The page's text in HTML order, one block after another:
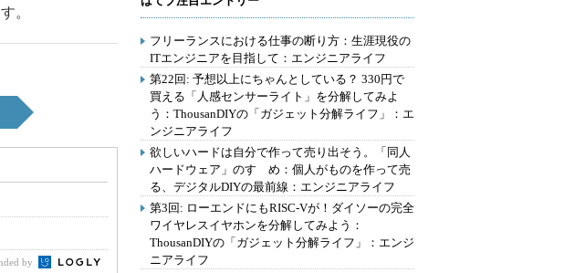
。
by
フリーランスにおける仕事の断り方：生涯現役の
ITエンジニアを目指して：エンジニアライフ
第22回: 予想以上にちゃんとしている？ 330円で
買える「人感センサーライト」を分解してみよ
う：ThousanDIYの「ガジェット分解ライフ」：エ
ンジニアライフ
欲しいハードは自分で作って売り出そう。「同人
ハードウェア」のすゝめ：個人がものを作って売
る、デジタルDIYの最前線：エンジニアライフ
第3回: ローエンドにもRISC-Vが！ダイソーの完全
ワイヤレスイヤホンを分解してみよう：
ThousanDIYの「ガジェット分解ライフ」：エンジ
ニアライフ